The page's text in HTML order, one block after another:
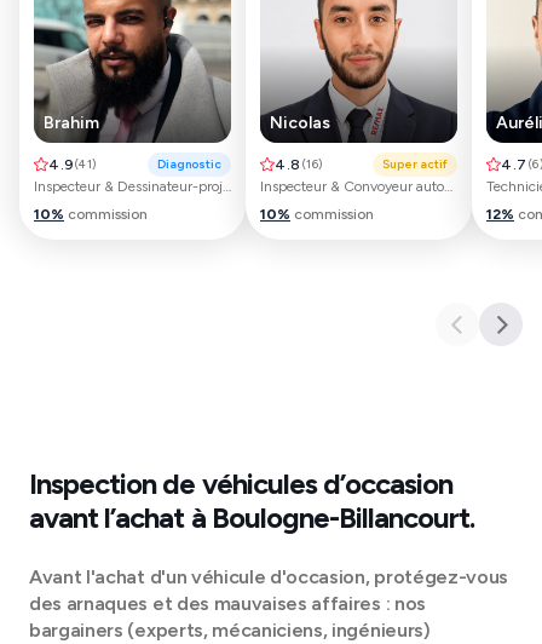
Brahim
4.9(41) Diagnostic
Inspecteur & Dessinateur-projeteur automobile
10% commission
Nicolas
4.8 (16) Super actif
Inspecteur & Convoyeur automobile
10% commission
4.7 (6
12%
Inspection de véhicules d’occasion
avant l’achat à Boulogne-Billancourt.
Avant l'achat d'un véhicule d'occasion, protégez-vous
des arnaques et des mauvaises affaires : nos
bargainers (experts, mécaniciens, ingénieurs)